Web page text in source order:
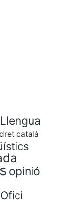
dret català
opinió